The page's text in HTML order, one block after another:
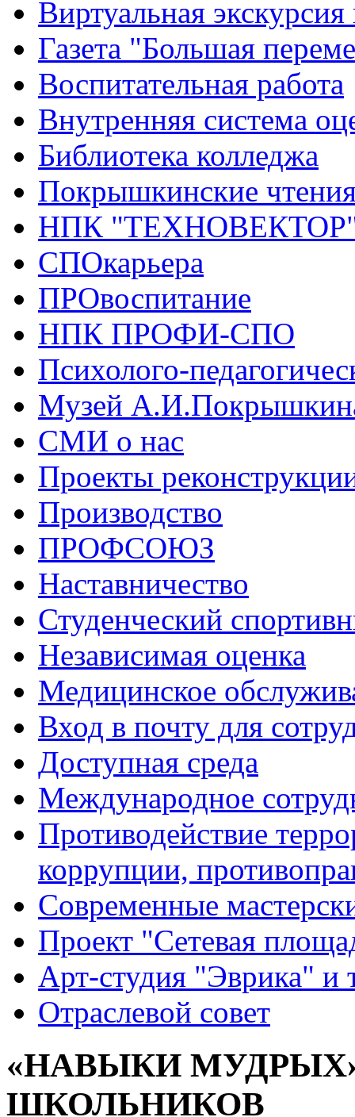
Виртуальная
Газета "Большая
Воспитательная работа
Внутренняя система
Библиотека колледжа
Покрышкинские
НПК
СПОкарьера
ПРОвоспитание
НПК ПРОФИ-СПО
Психолого-
Музей
СМИ о нас
Проекты
Производство
ПРОФСОЮЗ
Наставничество
Студенческий
Независимая оценка
Медицинское
Вход в почту для
Доступная среда
Международное
Противодействие
коррупции,
Современные
Проект "Сетевая
Арт-студия "Эврика" и
Отраслевой совет
«НАВЫКИ
ШКОЛЬНИКОВ